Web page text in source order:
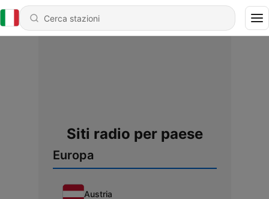
Siti radio per paese
Europa
Austria